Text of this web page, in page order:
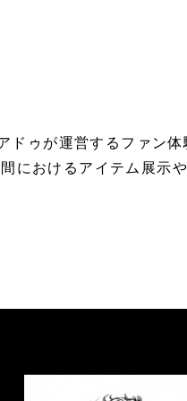
ドゥが運営するファン
におけるアイテム展示